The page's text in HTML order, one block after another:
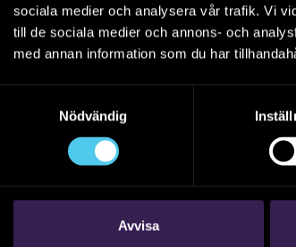
sociala medier och analysera vår trafik. Vi
till de sociala medier och annons- och
med annan information som du har
Nödvändig
Avvisa
Huset mäter cirka 3,4 x 3
raserad ugnskupol. I höjd
keramik säger arkeolog
fyrpasspänne av cu-
järnfragment har insamlats.